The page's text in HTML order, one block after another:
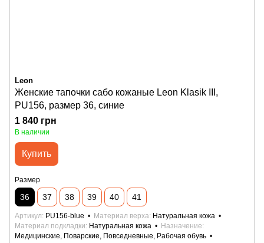
Leon
Женские тапочки сабо кожаные Leon Klasik III,
PU156, размер 36, синие
1 840 грн
В наличии
Купить
Размер
36 37 38 39 40 41
Артикул PU156-blue Материал верха Натуральная кожа
Материал подкладки
Натуральная кожа
Назначение
Медицинские, Поварские, Повседневные, Рабочая обувь